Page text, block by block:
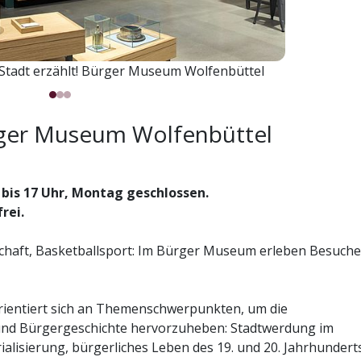
erzählt! Bürger Museum Wolfenbüttel
Museum Wolfenbüttel
17 Uhr, Montag geschlossen.
Basketballsport: Im Bürger Museum erleben
sich an Themenschwerpunkten, um die
Bürgergeschichte hervorzuheben: Stadtwerdung im
bürgerliches Leben des 19. und 20.